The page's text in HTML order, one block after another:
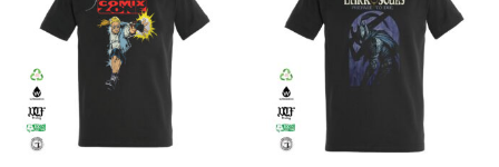
επιλογές
μπορούν
να
επιλεγούν
στη
σελίδα